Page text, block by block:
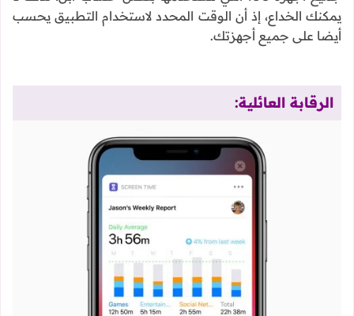
يمكنك الخداع، إذ أن الوقت المحدد لاستخدام التطبيق يحسب
أيضا على جميع أجهزتك.
الرقابة العائلية: